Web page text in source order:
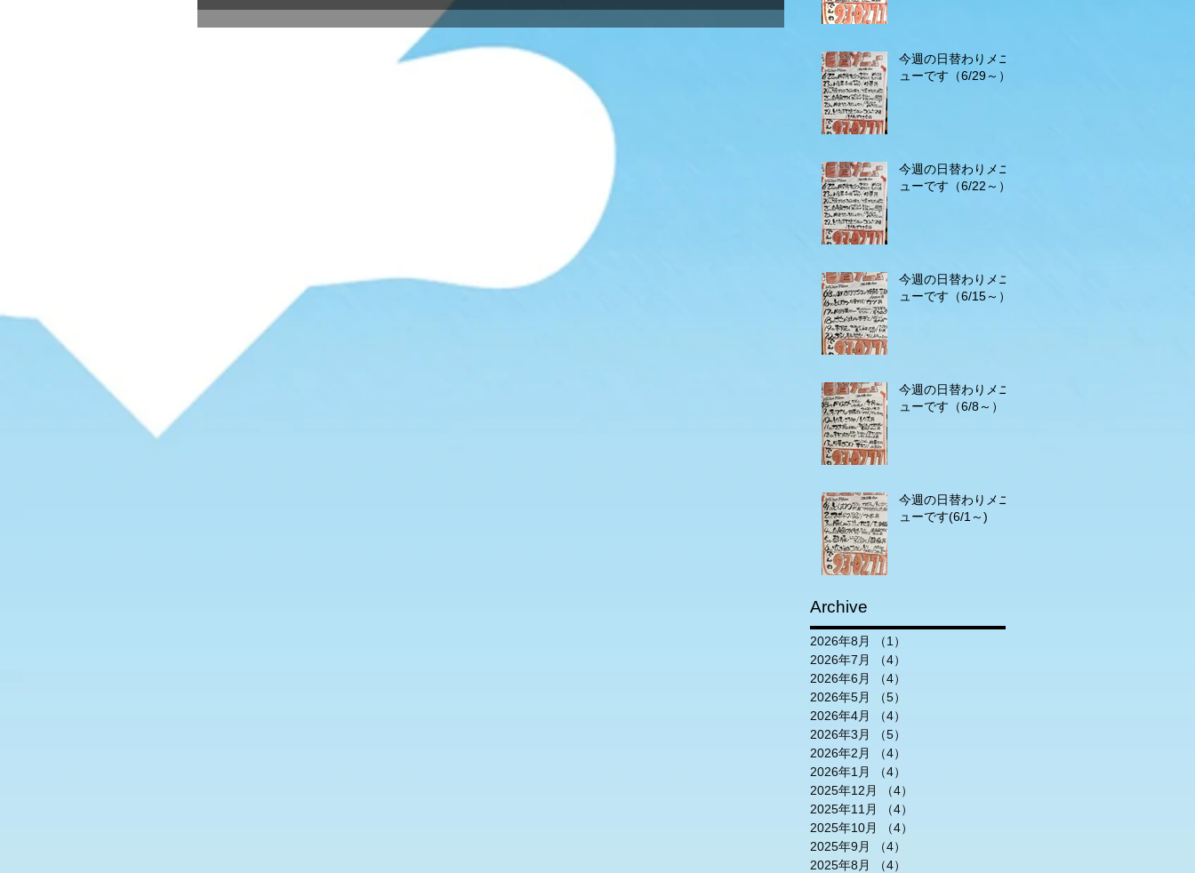
今週の日替わりメニ
ューです（6/29～）
今週の日替わりメニ
ューです（6/22～）
今週の日替わりメニ
ューです（6/15～）
今週の日替わりメニ
ューです（6/8～）
今週の日替わりメニ
ューです(6/1～)
Archive
2026年8月 （1）
2026年7月
（4）
2026年6月
（4）
2026年5月
（5）
2026年4月
（4）
2026年3月
（5）
2026年2月
（4）
2026年1月
（4）
2025年12月
（4）
2025年11月
（4）
2025年10月
（4）
2025年9月
（4）
2025年8月
（4）